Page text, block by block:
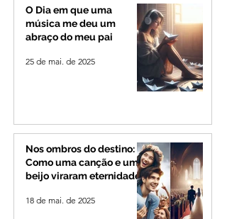
O Dia em que uma
música me deu um
abraço do meu pai
25 de mai. de 2025
Nos ombros do destino:
Como uma canção e um
beijo viraram eternidade
18 de mai. de 2025